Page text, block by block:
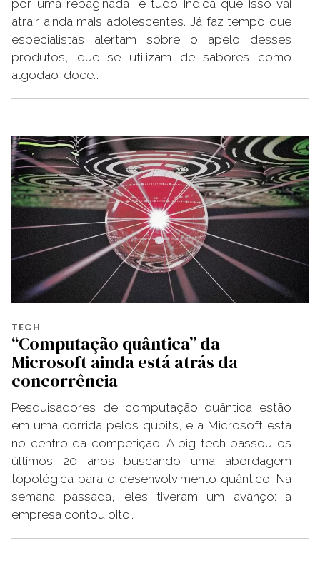
por uma repaginada, e tudo indica que isso vai
atrair ainda mais adolescentes. Já faz tempo que
especialistas alertam sobre o apelo desses
produtos, que se utilizam de sabores como
algodão-doce…
TECH
“Computação quântica” da
Microsoft ainda está atrás da
concorrência
Pesquisadores de computação quântica estão
em uma corrida pelos qubits, e a Microsoft está
no centro da competição. A big tech passou os
últimos 20 anos buscando uma abordagem
topológica para o desenvolvimento quântico. Na
semana passada, eles tiveram um avanço: a
empresa contou oito…